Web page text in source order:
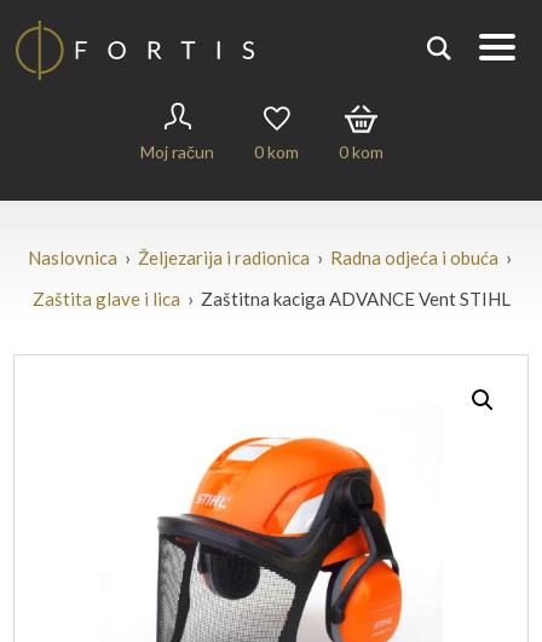
Moj račun 0kom 0kom
Naslovnica › Željezarija i radionica › Radna odjeća i obuća ›
Zaštita glave i lica › Zaštitna kaciga ADVANCE Vent STIHL